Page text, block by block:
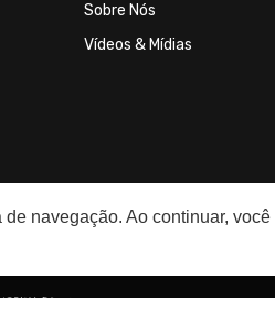
Sobre Nós
Vídeos & Mídias
navegação. Ao continuar, você